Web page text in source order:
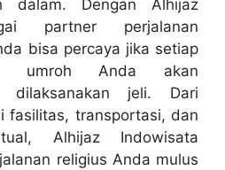
dalam. Dengan Alhijaz
partner perjalanan
bisa percaya jika setiap
umroh Anda akan
dilaksanakan jeli. Dari
fasilitas, transportasi, dan
Alhijaz Indowisata
religius Anda mulus